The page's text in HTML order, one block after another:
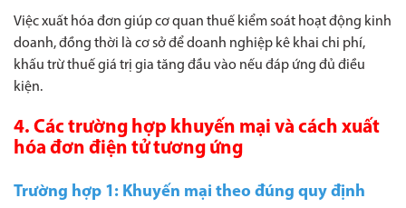
Việc xuất hóa đơn giúp cơ quan thuế kiểm soát hoạt động kinh
doanh, đồng thời là cơ sở để doanh nghiệp kê khai chi phí,
khấu trừ thuế giá trị gia tăng đầu vào nếu đáp ứng đủ điều
kiện.
4. Các trường hợp khuyến mại và cách xuất
hóa đơn điện tử tương ứng
Trường hợp 1: Khuyến mại theo đúng quy định